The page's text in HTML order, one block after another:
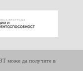
може да получите в